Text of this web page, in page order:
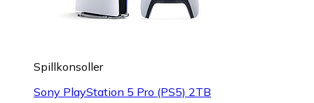
Spillkonsoller
Sony PlayStation 5 Pro (PS5) 2TB